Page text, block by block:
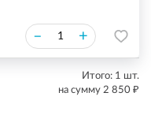
– +
Итого: 1 шт.
на сумму 2 850 ₽